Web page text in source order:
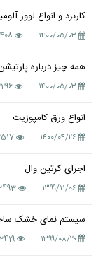
کاربرد و انواع لوور
۱۴۰۰/۰۵/۰۳
همه چیز درباره
۱۴۰۰/۰۵/۰۳
انواع ورق کامپوزیت
۱۴۰۰/۰۴/۲۶
اجرای کرتین وال
۱۳۹۹/۱۱/۰۶
سیستم نمای خشک
۱۳۹۹/۰۸/۲۰ 2419